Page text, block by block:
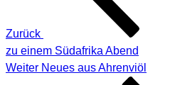
Zurück
zu einem Südafrika Abend
Nächster
Weiter Neues aus Ahrenviöl